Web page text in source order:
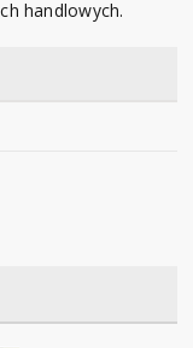
handlowych.